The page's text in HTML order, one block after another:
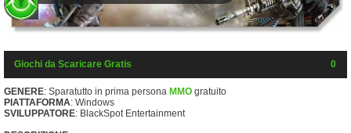
Giochi da Scaricare Gratis 0
GENERE: Sparatutto in prima persona MMO gratuito
PIATTAFORMA: Windows
SVILUPPATORE: BlackSpot Entertainment